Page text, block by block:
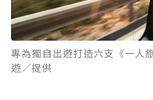
專為獨自出遊打造六支《一
遊／提供